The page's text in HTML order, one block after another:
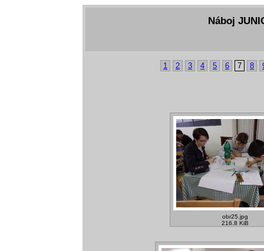
Náboj
1 2 3 4 5 6 7 8
obr25.jpg
216.8 KiB